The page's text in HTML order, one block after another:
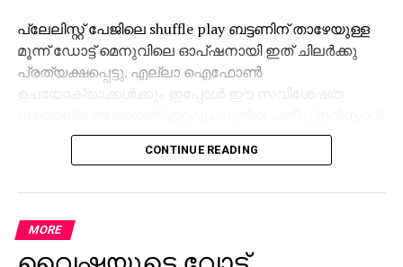
പ്ലേലിസ്റ്റ് പേജിലെ shuffle play ബട്ടണിന് താഴേയുള്ള
മൂന്ന് ഡോട്ട് മെനുവിലെ ഓപ്ഷനായി ഇത് ചിലര്‍ക്കു
പ്രത്യക്ഷപ്പെട്ടു. എല്ലാ ഐഫോണ്‍
ഉപയോക്താക്കള്‍ക്കും ഇപ്പോള്‍ ഈ സവിശേഷത
ചെയ്താലും ചില അക്കൗണ്ടുകള്‍ക്കാണ്
ആദ്യഘട്ടത്തില്‍ ആക്‌സസ്. പാട്ടുകളുടെ പേരുവഴി
ഉപയോക്താക്കള്‍ക്കു മാത്രമാണ് ലഭിക്കുന്നത്.
ആന്‍ഡ്രോയിഡ് പതിപ്പില്‍ ഇതുവരെ ഈ ഫീച്ചര്‍
CONTINUE READING
MORE